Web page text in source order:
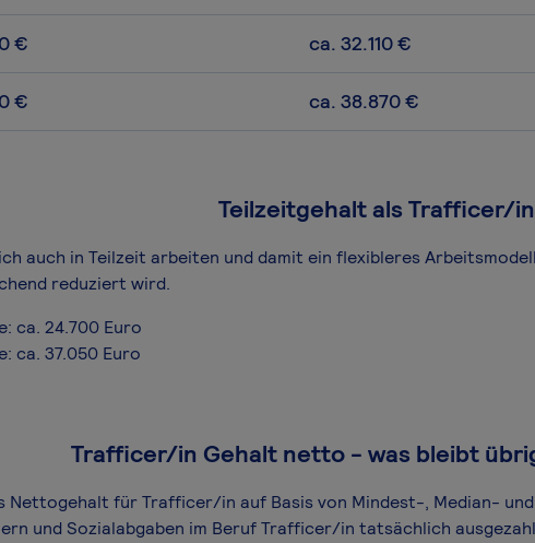
€ ca. 32.110 €
€ ca. 38.870 €
Teilzeitgehalt als Trafficer/in
auch in Teilzeit arbeiten und damit ein flexibleres
reduziert wird.
ca. 24.700 Euro
ca. 37.050 Euro
Trafficer/in Gehalt netto - was bleibt
Netto­gehalt für Trafficer/in auf Basis von Mindest-, Median-
und Sozialabgaben im Beruf Trafficer/in tatsächlich